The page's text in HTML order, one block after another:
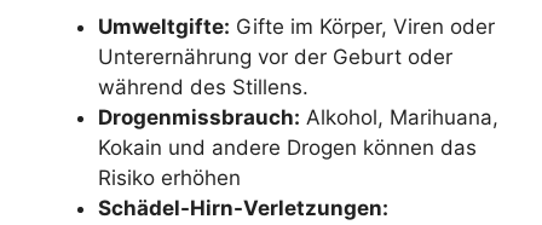
Umweltgifte: Gifte im Körper, Viren oder
Unterernährung vor der Geburt oder
während des Stillens.
Drogenmissbrauch: Alkohol, Marihuana,
Kokain und andere Drogen können das
Risiko erhöhen
Schädel-Hirn-Verletzungen: